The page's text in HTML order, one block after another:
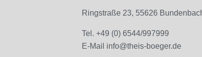
Ringstraße 23, 55626
Tel. +49 (0) 6544/997999
E-Mail info@theis-boeger.de